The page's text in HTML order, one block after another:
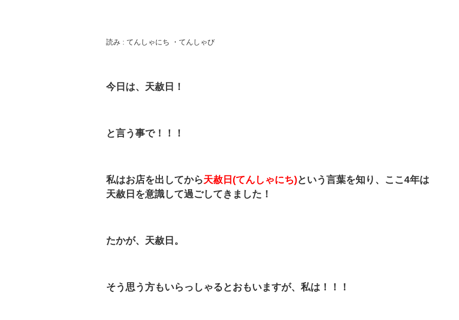
読み : てんしゃにち ・てんしゃび
今日は、天赦日！
と言う事で！！！
私はお店を出してから天赦日(てんしゃにち)という言葉を知り 、ここ4年は
天赦日を意識して過ごしてきました！
たかが、天赦日。
そう思う方もいらっしゃるとおもいますが、 私は！！！